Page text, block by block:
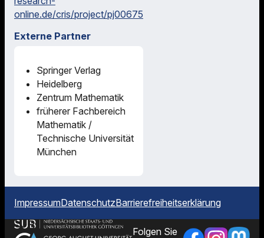
online.de/cris/project/pj00675
Externe Partner
Springer Verlag
Heidelberg
Zentrum Mathematik
früherer Fachbereich
Mathematik /
Technische Universität
München
ImpressumDatenschutzBarrierefreiheitserklärung
Folgen Sie